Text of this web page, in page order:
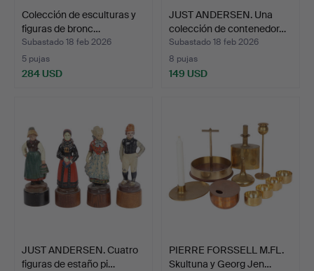
Colección de esculturas y
figuras de bronc…
Subastado 18 feb 2026
5 pujas
284 USD
JUST ANDERSEN. Una
colección de contenedor…
Subastado 18 feb 2026
8 pujas
149 USD
JUST ANDERSEN. Cuatro
figuras de estaño pi…
PIERRE FORSSELL M.FL.
Skultuna y Georg Jen…